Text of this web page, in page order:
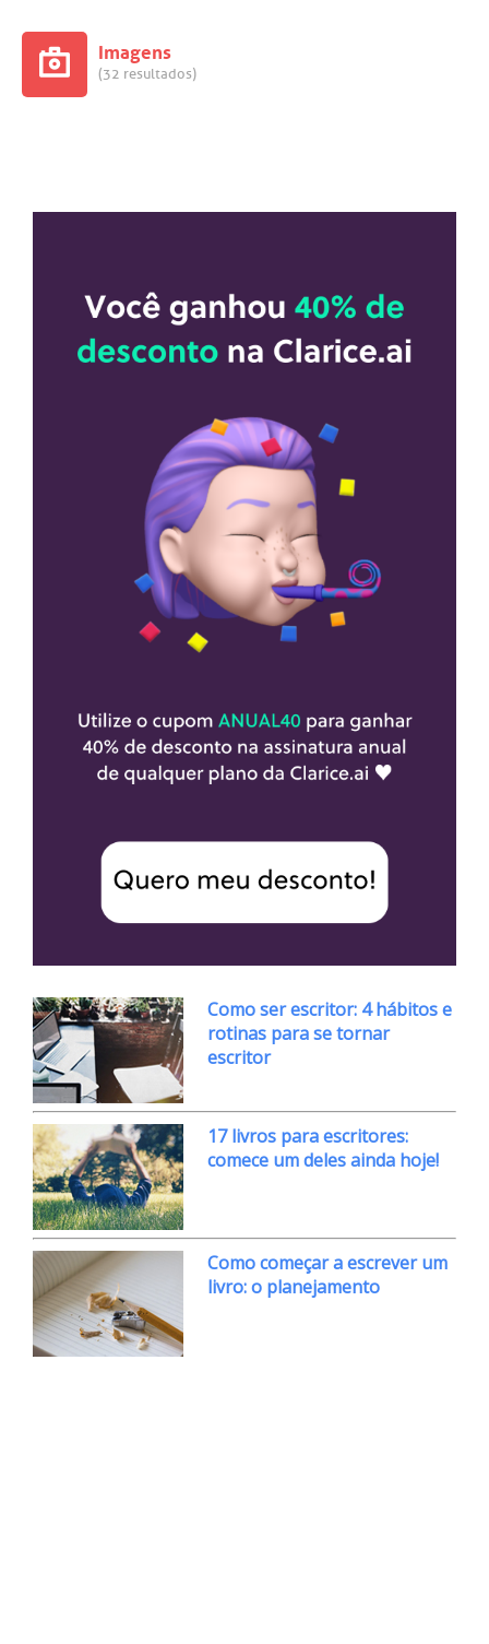
Imagens
(32 resultados)
Como ser escritor: 4 hábitos e
rotinas para se tornar
escritor
17 livros para escritores:
comece um deles ainda hoje!
Como começar a escrever um
livro: o planejamento